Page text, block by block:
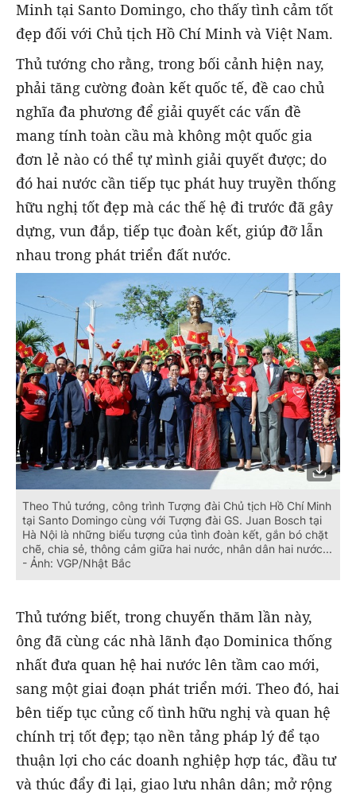
Minh tại Santo Domingo, cho thấy tình cảm tốt
đẹp đối với Chủ tịch Hồ Chí Minh và Việt Nam.
Thủ tướng cho rằng, trong bối cảnh hiện nay,
phải tăng cường đoàn kết quốc tế, đề cao chủ
nghĩa đa phương để giải quyết các vấn đề
mang tính toàn cầu mà không một quốc gia
đơn lẻ nào có thể tự mình giải quyết được; do
đó hai nước cần tiếp tục phát huy truyền thống
hữu nghị tốt đẹp mà các thế hệ đi trước đã gây
dựng, vun đắp, tiếp tục đoàn kết, giúp đỡ lẫn
nhau trong phát triển đất nước.
Theo Thủ tướng, công trình Tượng đài Chủ tịch Hồ Chí Minh
tại Santo Domingo cùng với Tượng đài GS. Juan Bosch tại
Hà Nội là những biểu tượng của tình đoàn kết, gắn bó chặt
chẽ, chia sẻ, thông cảm giữa hai nước, nhân dân hai nước...
- Ảnh: VGP/Nhật Bắc
Thủ tướng biết, trong chuyến thăm lần này,
ông đã cùng các nhà lãnh đạo Dominica thống
nhất đưa quan hệ hai nước lên tầm cao mới,
sang một giai đoạn phát triển mới. Theo đó, hai
bên tiếp tục củng cố tình hữu nghị và quan hệ
chính trị tốt đẹp; tạo nền tảng pháp lý để tạo
thuận lợi cho các doanh nghiệp hợp tác, đầu tư
và thúc đẩy đi lại, giao lưu nhân dân; mở rộng